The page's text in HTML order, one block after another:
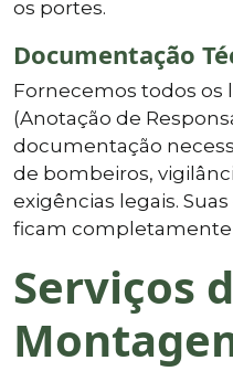
os portes.
Documentação
Fornecemos todos os
(Anotação de
documentação
de bombeiros,
exigências legais.
ficam completamente
Serviços